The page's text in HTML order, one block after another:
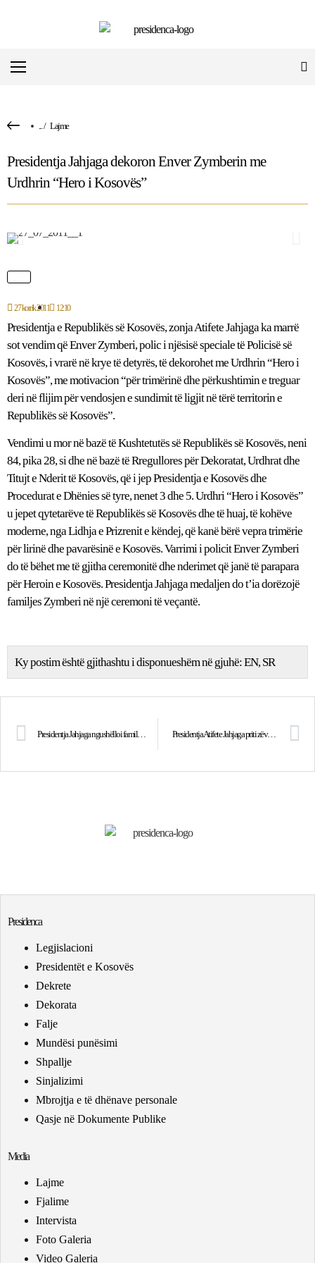
.../ Lajme
Presidentja Jahjaga dekoron Enver Zymberin me
Urdhrin “Hero i Kosovës”
27 korrik 2011 12:10
Presidentja e Republikës së Kosovës, zonja Atifete Jahjaga ka marrë
sot vendim që Enver Zymberi, polic i njësisë speciale të Policisë së
Kosovës, i vrarë në krye të detyrës, të dekorohet me Urdhrin “Hero i
Kosovës”, me motivacion “për trimërinë dhe përkushtimin e treguar
deri në flijim për vendosjen e sundimit të ligjit në tërë territorin e
Republikës së Kosovës”.
Vendimi u mor në bazë të Kushtetutës së Republikës së Kosovës, neni
84, pika 28, si dhe në bazë të Rregullores për Dekoratat, Urdhrat dhe
Titujt e Nderit të Kosovës, që i jep Presidentja e Kosovës dhe
Procedurat e Dhënies së tyre, nenet 3 dhe 5. Urdhri “Hero i Kosovës”
u jepet qytetarëve të Republikës së Kosovës dhe të huaj, të kohëve
moderne, nga Lidhja e Prizrenit e këndej, që kanë bërë vepra trimërie
për lirinë dhe pavarësinë e Kosovës. Varrimi i policit Enver Zymberi
do të bëhet me të gjitha ceremonitë dhe nderimet që janë të parapara
për Heroin e Kosovës. Presidentja Jahjaga medaljen do t’ia dorëzojë
familjes Zymberi në një ceremoni të veçantë.
Ky postim është gjithashtu i disponueshëm në gjuhë:EN SR
Presidentja Jahjaga ngushëlloi familjen e policit Enver Zymberi Presidentja Atifete Jahjaga priti zëvendëskryeministrin e Turqisë, Bekir Bozdağ
Presidenca
Legjislacioni
Presidentët e Kosovës
Dekrete
Dekorata
Falje
Mundësi punësimi
Shpallje
Sinjalizimi
Mbrojtja e të dhënave personale
Qasje në Dokumente Publike
Media
Lajme
Fjalime
Intervista
Foto Galeria
Video Galeria